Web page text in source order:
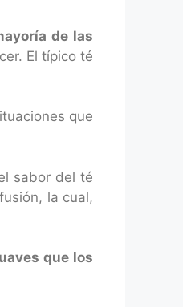
de las
El típico té
que
sabor del té
la cual,
que los